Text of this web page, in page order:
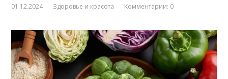
01.12.2024 Здоровье и красота Комментарии: 0